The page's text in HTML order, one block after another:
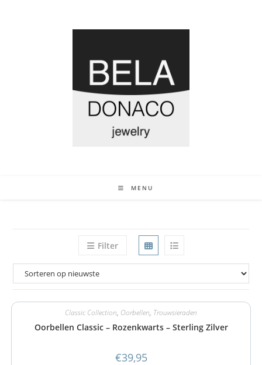
MENU
Filter
Classic Collection, Oorbellen, Trouwsieraden
Oorbellen Classic – Rozenkwarts – Sterling Zilver
€39,95